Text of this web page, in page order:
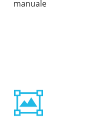
manuale